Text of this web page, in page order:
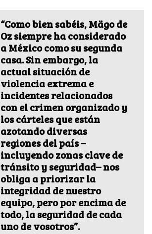
“Como bien sabéis, Mägo de
Oz siempre ha considerado
a México como su segunda
casa. Sin embargo, la
actual situación de
violencia extrema e
incidentes relacionados
con el crimen organizado y
los cárteles que están
azotando diversas
regiones del país –
incluyendo zonas clave de
tránsito y seguridad– nos
obliga a priorizar la
integridad de nuestro
equipo, pero por encima de
todo, la seguridad de cada
uno de vosotros”.